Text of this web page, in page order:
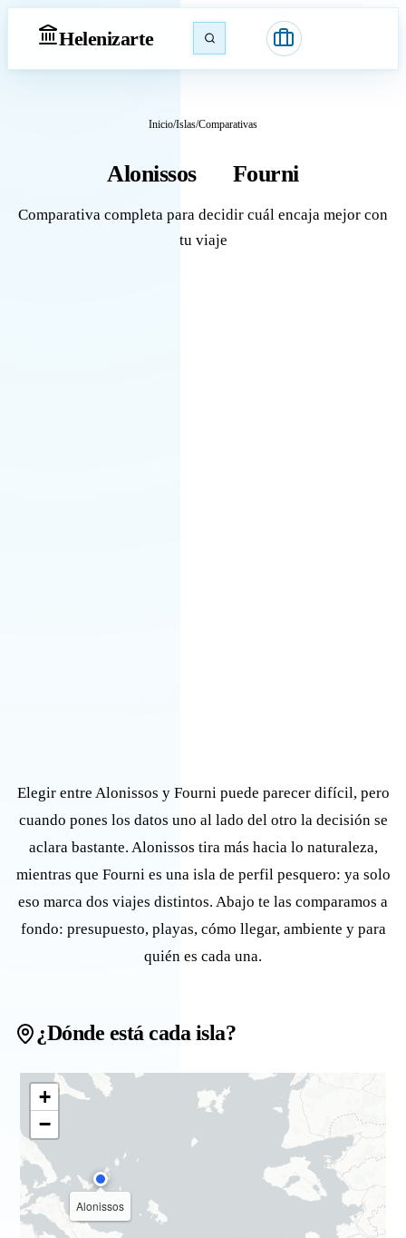
Helenizarte
Inicio/Islas/Comparativas
Alonissos Fourni
Comparativa completa para decidir cuál encaja mejor con
tu viaje
Elegir entre Alonissos y Fourni puede parecer difícil, pero
cuando pones los datos uno al lado del otro la decisión se
aclara bastante. Alonissos tira más hacia lo naturaleza,
mientras que Fourni es una isla de perfil pesquero: ya solo
eso marca dos viajes distintos. Abajo te las comparamos a
fondo: presupuesto, playas, cómo llegar, ambiente y para
quién es cada una.
¿Dónde está cada isla?
Alonissos
+
−